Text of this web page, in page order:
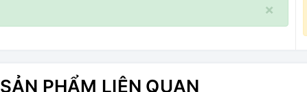
×
SẢN PHẨM LIÊN QUAN